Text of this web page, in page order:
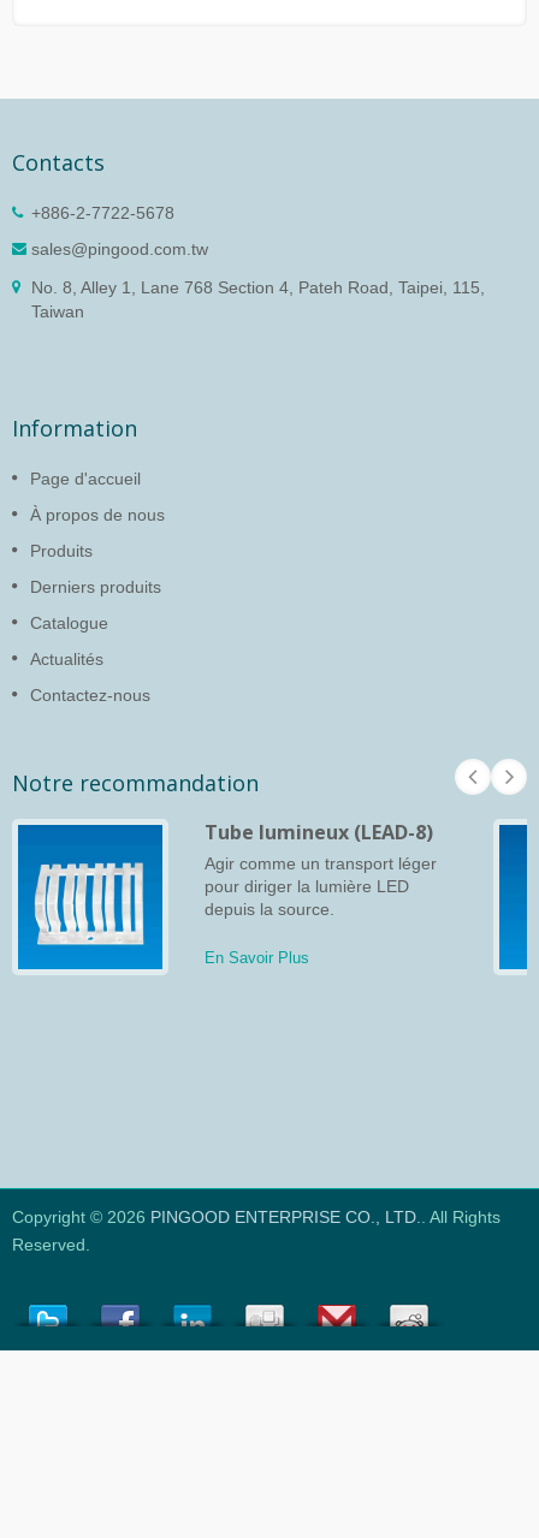
Contacts
+886-2-7722-5678
sales@pingood.com.tw
No. 8, Alley 1, Lane 768 Section 4, Pateh Road, Taipei, 115,
Taiwan
Information
Page d'accueil
À propos de nous
Produits
Derniers produits
Catalogue
Actualités
Contactez-nous
Notre recommandation
Tube lumineux (LEAD-8)
Agir comme un transport léger
pour diriger la lumière LED
depuis la source.
En Savoir Plus
Copyright © 2026 PINGOOD ENTERPRISE CO., LTD.. All Rights
Reserved.